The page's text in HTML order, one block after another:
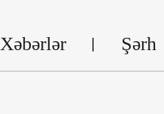
Xəbərlər Şərh